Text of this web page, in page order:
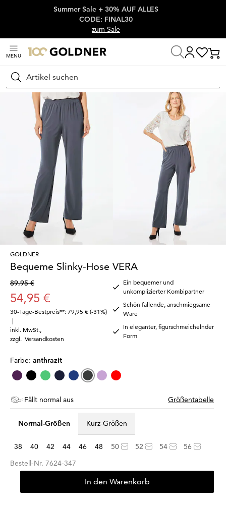
Überspringe Navigation, direkt zum Content
Summer Sale + 30% AUF ALLES
CODE: FINAL30
zum Sale
MENU
Suchen
Startseite Damenmode
GOLDNER
Bequeme Slinky-Hose VERA
89,95 €
54,95 €
30-Tage-Bestpreis**: 79,95 € (-31%)
|
inkl. MwSt.
zzgl. Versandkosten
Ein bequemer und
unkomplizierter Kombipartner
Schön fallende, anschmiegsame
Ware
In eleganter, figurschmeichelnder
Form
Farbe: anthrazit
Fällt normal aus Größentabelle
Normal-Größen Kurz-Größen
38 40 42 44 46 48 50 52 54
56
Bestell-Nr. 7624-347
In den Warenkorb